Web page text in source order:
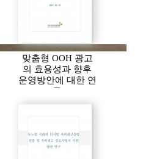
맞춤형 OOH 광고
의 효용성과 향후
운영방안에 대한 연
구